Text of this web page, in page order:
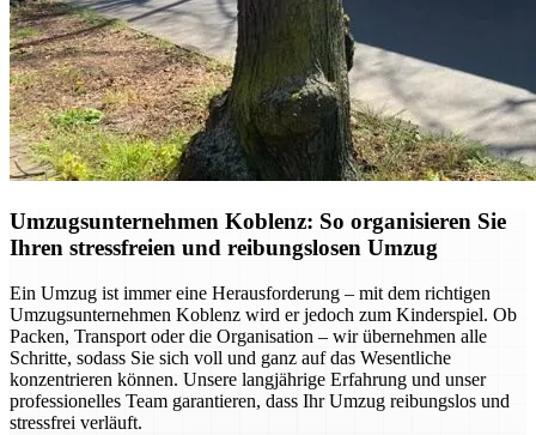
Umzugsunternehmen Koblenz: So organisieren Sie
Ihren stressfreien und reibungslosen Umzug
Ein Umzug ist immer eine Herausforderung – mit dem richtigen
Umzugsunternehmen Koblenz wird er jedoch zum Kinderspiel. Ob
Packen, Transport oder die Organisation – wir übernehmen alle
Schritte, sodass Sie sich voll und ganz auf das Wesentliche
konzentrieren können. Unsere langjährige Erfahrung und unser
professionelles Team garantieren, dass Ihr Umzug reibungslos und
stressfrei verläuft.